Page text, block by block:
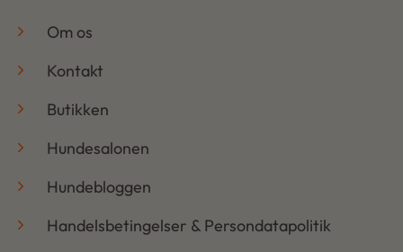
Om os
Kontakt
Butikken
Hundesalonen
Hundebloggen
Handelsbetingelser & Persondatapolitik